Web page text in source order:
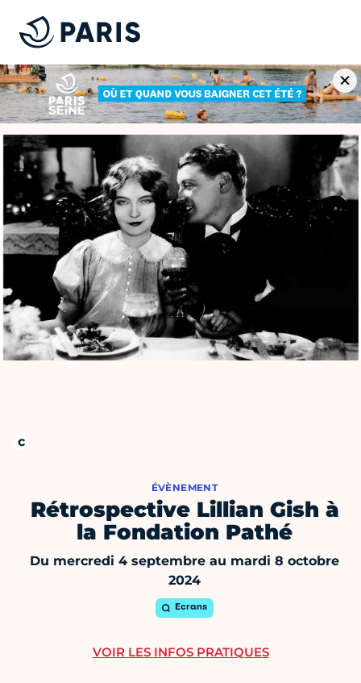
ÉVÈNEMENT
Rétrospective Lillian Gish à
la Fondation Pathé
Du mercredi 4 septembre au mardi 8 octobre
2024
Ecrans
VOIR LES INFOS PRATIQUES